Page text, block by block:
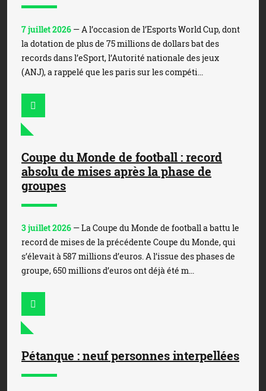
7 juillet 2026 — A l’occasion de l’Esports World Cup, dont
la dotation de plus de 75 millions de dollars bat des
records dans l’eSport, l’Autorité nationale des jeux
(ANJ), a rappelé que les paris sur les compéti...
Coupe du Monde de football : record
absolu de mises après la phase de
groupes
3 juillet 2026 — La Coupe du Monde de football a battu le
record de mises de la précédente Coupe du Monde, qui
s’élevait à 587 millions d’euros. A l’issue des phases de
groupe, 650 millions d’euros ont déjà été m...
Pétanque : neuf personnes interpellées